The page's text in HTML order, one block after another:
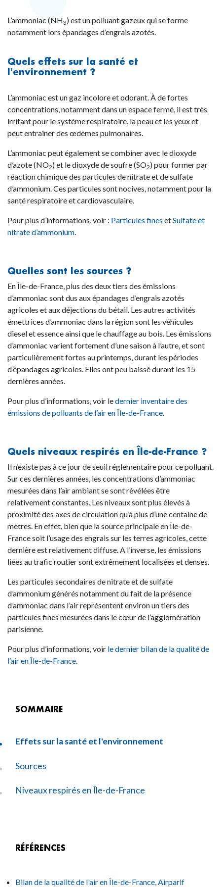
L’ammoniac (NH3) est un polluant gazeux qui se forme
notamment lors épandages d’engrais azotés.
Quels effets sur la santé et
l'environnement ?
L’ammoniac est un gaz incolore et odorant. À de fortes
concentrations, notamment dans un espace fermé, il est très
irritant pour le système respiratoire, la peau et les yeux et
peut entraîner des œdèmes pulmonaires.
L’ammoniac peut également se combiner avec le dioxyde
d’azote (NO2) et le dioxyde de soufre (SO2) pour former par
réaction chimique des particules de nitrate et de sulfate
d’ammonium. Ces particules sont nocives, notamment pour la
santé respiratoire et cardiovasculaire.
Pour plus d’informations, voir : Particules fines etSulfate et
nitrate d’ammonium.
Quelles sont les sources ?
En Île-de-France, plus des deux tiers des émissions
d’ammoniac sont dus aux épandages d’engrais azotés
agricoles et aux déjections du bétail. Les autres activités
émettrices d’ammoniac dans la région sont les véhicules
diesel et essence ainsi que le chauffage au bois. Les émissions
d’ammoniac varient fortement d’une saison à l’autre, et sont
particulièrement fortes au printemps, durant les périodes
d’épandages agricoles. Elles ont peu baissé durant les 15
dernières années.
Pour plus d’informations, voir ledernier inventaire des
émissions de polluants de l’air en Île-de-France.
Quels niveaux respirés en Île-de-France ?
Il n’existe pas à ce jour de seuil réglementaire pour ce polluant.
Sur ces dernières années, les concentrations d’ammoniac
mesurées dans l’air ambiant se sont révélées être
relativement constantes. Les niveaux sont plus élevés à
proximité des axes de circulation qu’à plus d’une centaine de
mètres. En effet, bien que la source principale en Île-de-
France soit l’usage des engrais sur les terres agricoles, cette
dernière est relativement diffuse. A l’inverse, les émissions
liées au trafic routier sont extrêmement localisées et denses.
Les particules secondaires de nitrate et de sulfate
d’ammonium générés notamment du fait de la présence
d’ammoniac dans l’air représentent environ un tiers des
particules fines mesurées dans le cœur de l’agglomération
parisienne.
Pour plus d’informations, voir le dernier bilan de la qualité de
l’air en Île-de-France.
SOMMAIRE
Effets sur la santé et l'environnement
Sources
Niveaux respirés en Île-de-France
RÉFÉRENCES
Bilan de la qualité de l'air en Île-de-France, Airparif